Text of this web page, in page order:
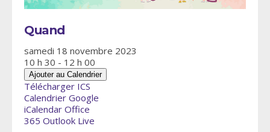
Quand
samedi 18 novembre 2023
10 h 30 - 12 h 00
Ajouter au Calendrier
Télécharger ICS
Calendrier Google
iCalendar Office
365 Outlook Live